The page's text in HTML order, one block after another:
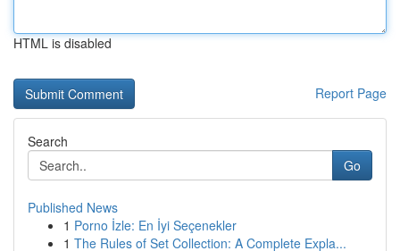
HTML is disabled
Report Page
Search
Go
Published News
1 Porno İzle: En İyi Seçenekler
1 The Rules of Set Collection: A Complete Expla...